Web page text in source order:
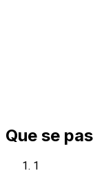
Que se
1